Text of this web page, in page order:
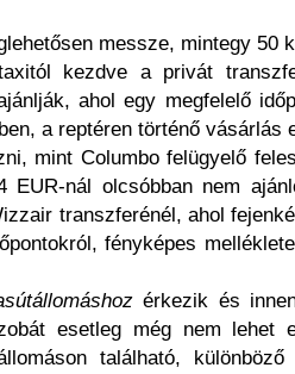
messze, mintegy 50
kezdve a privát
ahol egy megfelelő
a reptéren történő vásárlás
mint Columbo felügyelő
EUR-nál olcsóbban nem
transzferénél, ahol
fényképes
érkezik és
esetleg még nem lehet
található,